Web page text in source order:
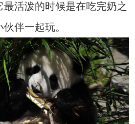
活泼的时候是在吃完奶之
伴一起玩。